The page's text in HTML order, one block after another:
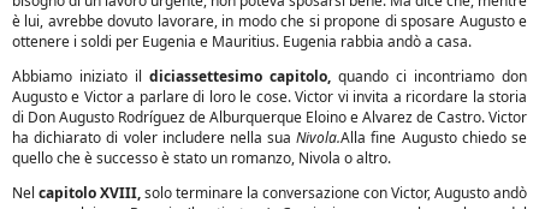
è lui, avrebbe dovuto lavorare, in modo che si propone di sposare Augusto e
ottenere i soldi per Eugenia e Mauritius. Eugenia rabbia andò a casa.
Abbiamo iniziato il diciassettesimo capitolo, quando ci incontriamo don
Augusto e Victor a parlare di loro le cose. Victor vi invita a ricordare la storia
di Don Augusto Rodríguez de Alburquerque Eloino e Alvarez de Castro. Victor
ha dichiarato di voler includere nella suaNivola.Alla fine Augusto chiedo se
quello che è successo è stato un romanzo, Nivola o altro.
Nel capitolo XVIII,solo terminare la conversazione con Victor, Augusto andò